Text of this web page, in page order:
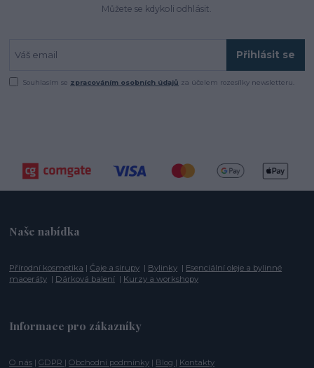
Můžete se kdykoli odhlásit.
Přihlásit se
Souhlasím se zpracováním osobních údajů za účelem rozesílky newsletteru.
Naše nabídka
Přírodní kosmetika |Čaje a sirupy | Bylinky | Esenciální oleje a bylinné
maceráty | Dárková balení | Kurzy a workshopy
Informace pro zákazníky
O nás |GDPR |Obchodní podmínky | Blog | Kontakty